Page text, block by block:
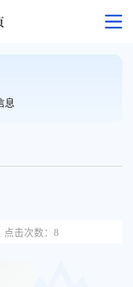
息
点击次数：8